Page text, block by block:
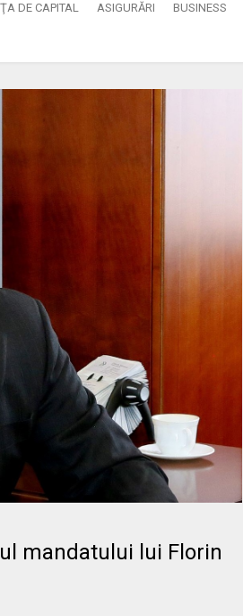
DE CAPITAL ASIGURĂRI BUSINESS
mandatului lui Florin